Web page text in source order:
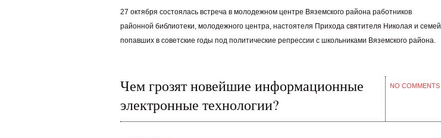
27 октября состоялась встреча в молодежном центре Вяземского района работников
районной библиотеки, молодежного центра, настоятеля Прихода святителя Николая и семей
попавших в советские годы под политические репрессии с школьниками Вяземского района.
Чем грозят новейшие информационные
электронные технологии?
NO COMMENTS